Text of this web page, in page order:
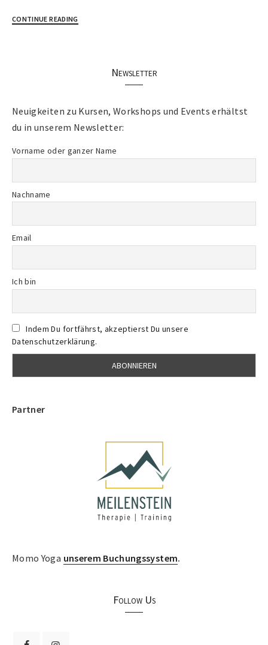
CONTINUE READING
Newsletter
Neuigkeiten zu Kursen, Workshops und Events erhältst
du in unserem Newsletter:
Vorname oder ganzer Name
Nachname
Email
Ich bin
Indem Du fortfährst, akzeptierst Du unsere
Datenschutzerklärung.
Partner
Momo Yoga unserem Buchungssystem.
Follow Us